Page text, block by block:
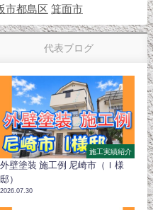
市都島区 箕面市
代表ブログ
施工実績紹介
外壁塗装 施工例 尼崎市（Ｉ様
邸）
2026.07.30